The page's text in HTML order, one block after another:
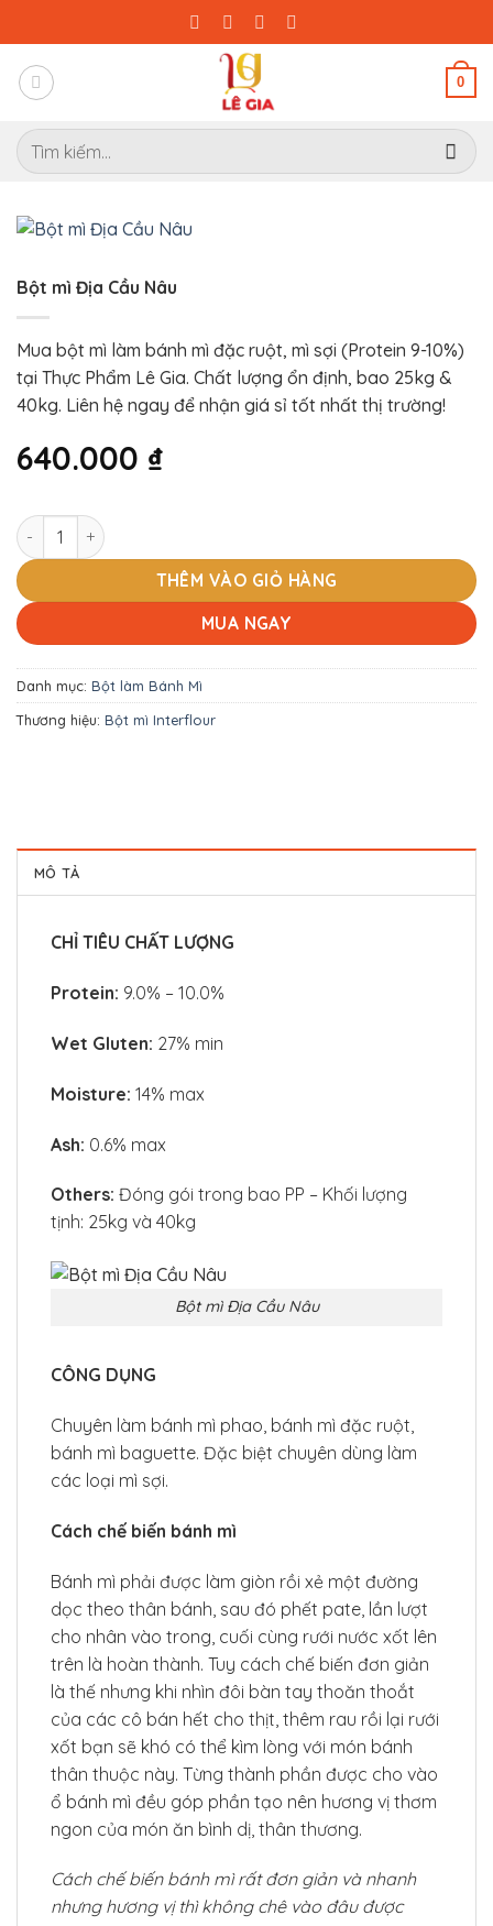
qua
nội
dung
0
Tìm
kiếm:
Bột mì Địa Cầu Nâu
Mua bột mì làm bánh mì đặc ruột, mì sợi (Protein 9-10%)
tại Thực Phẩm Lê Gia. Chất lượng ổn định, bao 25kg &
40kg. Liên hệ ngay để nhận giá sỉ tốt nhất thị trường!
640.000 ₫
Bột mì Địa Cầu Nâu số lượng
THÊM VÀO GIỎ HÀNG
MUA NGAY
Danh mục: Bột làm Bánh Mì
Thương hiệu: Bột mì Interflour
MÔ TẢ
CHỈ TIÊU CHẤT LƯỢNG
Protein: 9.0% – 10.0%
Wet Gluten: 27% min
Moisture: 14% max
Ash: 0.6% max
Others: Đóng gói trong bao PP – Khối lượng
tịnh: 25kg và 40kg
Bột mì Địa Cầu Nâu
CÔNG DỤNG
Chuyên làm bánh mì phao, bánh mì đặc ruột,
bánh mì baguette. Đặc biệt chuyên dùng làm
các loại mì sợi.
Cách chế biến bánh mì
Bánh mì phải được làm giòn rồi xẻ một đường
dọc theo thân bánh, sau đó phết pate, lần lượt
cho nhân vào trong, cuối cùng rưới nước xốt lên
trên là hoàn thành. Tuy cách chế biến đơn giản
là thế nhưng khi nhìn đôi bàn tay thoăn thoắt
của các cô bán hết cho thịt, thêm rau rồi lại rưới
xốt bạn sẽ khó có thể kìm lòng với món bánh
thân thuộc này. Từng thành phần được cho vào
ổ bánh mì đều góp phần tạo nên hương vị thơm
ngon của món ăn bình dị, thân thương.
Cách chế biến bánh mì rất đơn giản và nhanh
nhưng hương vị thì không chê vào đâu được